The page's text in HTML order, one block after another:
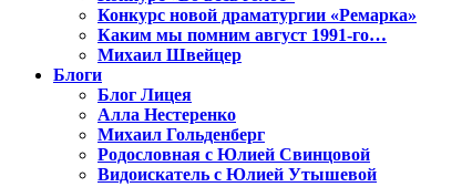
Конкурс новой драматургии «Ремарка»
Каким мы помним август 1991-го…
Михаил Швейцер
Блоги
Блог Лицея
Алла Нестеренко
Михаил Гольденберг
Родословная с Юлией Свинцовой
Видоискатель с Юлией Утышевой